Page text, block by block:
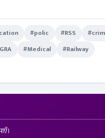
#polic #RSS
#Medical
#Railway